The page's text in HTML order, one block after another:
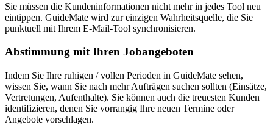
Sie müssen die Kundeninformationen nicht mehr in jedes Tool neu
eintippen. GuideMate wird zur einzigen Wahrheitsquelle, die Sie
punktuell mit Ihrem E-Mail-Tool synchronisieren.
Abstimmung mit Ihren Jobangeboten
Indem Sie Ihre ruhigen / vollen Perioden in GuideMate sehen,
wissen Sie, wann Sie nach mehr Aufträgen suchen sollten (Einsätze,
Vertretungen, Aufenthalte). Sie können auch die treuesten Kunden
identifizieren, denen Sie vorrangig Ihre neuen Termine oder
Angebote vorschlagen.